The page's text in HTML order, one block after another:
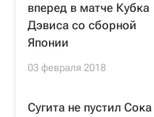
вперед в матче Кубка
Дэвиса со сборной
Японии
03 февраля 2018
Сугита не пустил Сока